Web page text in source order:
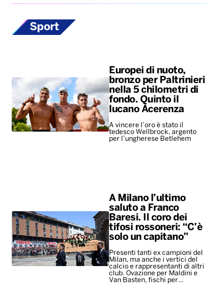
Sport
Europei di nuoto,
bronzo per Paltrinieri
nella 5 chilometri di
fondo. Quinto il
lucano Acerenza
A vincere l’oro è stato il
tedesco Wellbrock, argento
per l’ungherese Betlehem
A Milano l’ultimo
saluto a Franco
Baresi. Il coro dei
tifosi rossoneri: “C’è
solo un capitano”
Presenti tanti ex campioni del
Milan, ma anche i vertici del
calcio e rappresentanti di altri
club. Ovazione per Maldini e
Van Basten, fischi per…